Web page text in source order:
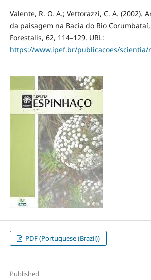
Valente, R. O. A.; Vettorazzi, C. A. (2002).
da paisagem na Bacia do Rio Corumbataí,
Forestalis, 62, 114–129. URL:
https://www.ipef.br/publicacoes/scientia/
PDF (Portuguese (Brazil))
Published